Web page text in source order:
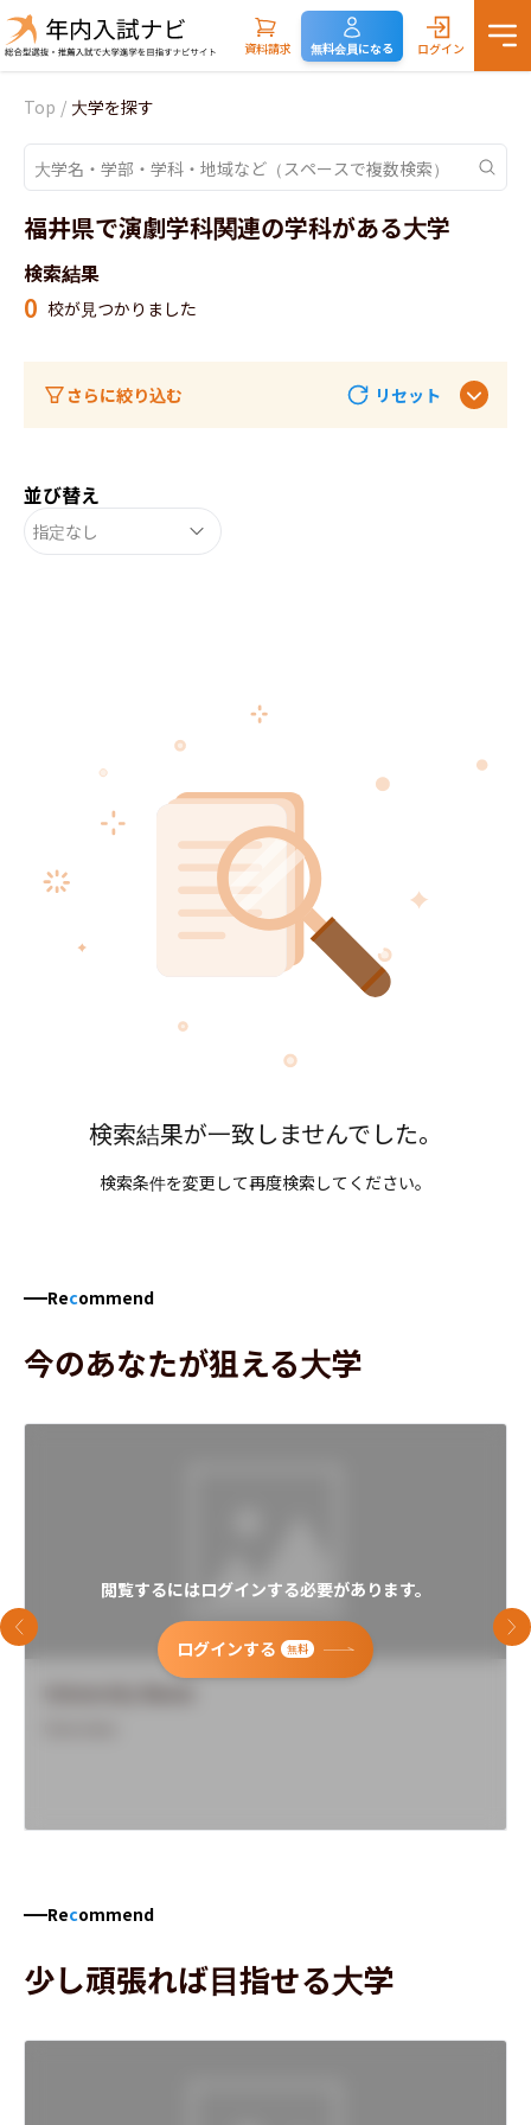
資料請求 無料会員になる ログイン
Top / 大学を探す
福井県で演劇学科関連の学科がある大学
検索結果
0 校が見つかりました
さらに絞り込む リセット
並び替え
指定なし
検索結果が一致しませんでした。
検索条件を変更して再度検索してください。
Recommend
今のあなたが狙える大学
閲覧するにはログインする必要があります。
ログインする 無料
前のスライド 次
Recommend
少し頑張れば目指せる大学